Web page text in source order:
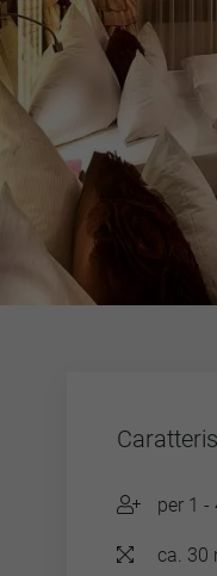
per 1 -
ca. 30